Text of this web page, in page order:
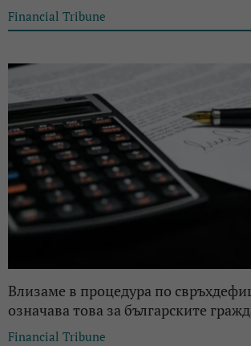
Financial Tribune
Влизаме в процедура по
означава това за българските
Financial Tribune